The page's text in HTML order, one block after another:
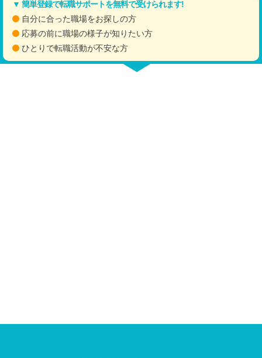
▼ 簡単登録で転職サポートを無料で受けられます!
自分に合った職場をお探しの方
応募の前に職場の様子が知りたい方
ひとりで転職活動が不安な方